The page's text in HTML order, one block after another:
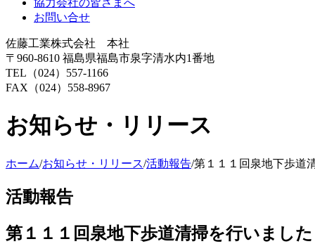
お問い合せ
佐藤工業株式会社 本社
〒960-8610 福島県福島市泉字清水内1番地
TEL（024）557-1166
FAX（024）558-8967
お知らせ・リリース
ホーム/お知らせ・リリース/活動報告/第１１１回泉地下歩道
活動報告
第１１１回泉地下歩道清掃を行いました